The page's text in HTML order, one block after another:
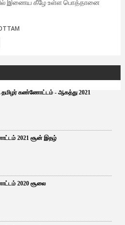
தமிழர் கண்ணோட்டம் - ஆகத்து 2021
2021 சூன் இதழ்
2020 சூலை